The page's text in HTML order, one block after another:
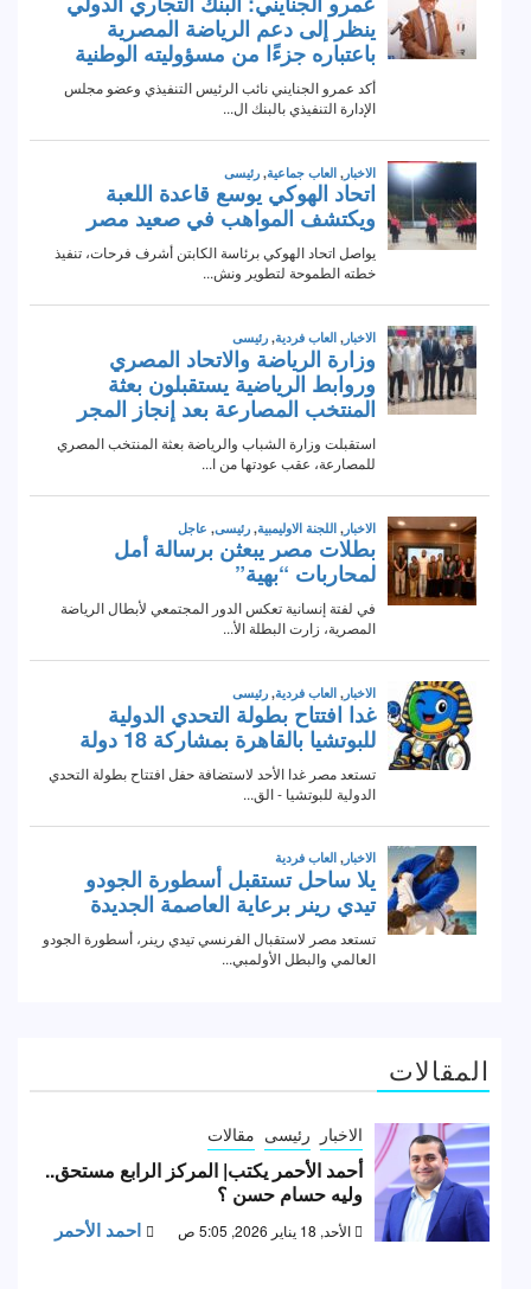
المقالات
الاخبار رئيسى مقالات
أحمد الأحمر يكتب| المركز الرابع مستحق..
وليه حسام حسن ؟
الأحد, 18 يناير 2026, 5:05 ص احمد الأحمر